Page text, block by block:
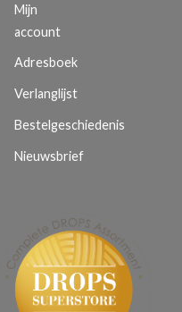
Mijn
account
Adresboek
Verlanglijst
Bestelgeschiedenis
Nieuwsbrief